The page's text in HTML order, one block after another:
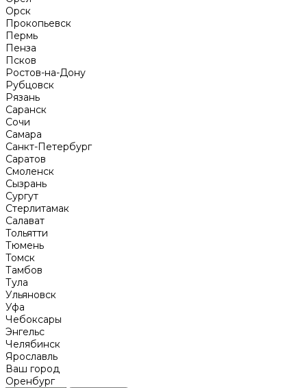
Орск
Прокопьевск
Пермь
Пенза
Псков
Ростов-на-Дону
Рубцовск
Рязань
Саранск
Сочи
Самара
Санкт-Петербург
Саратов
Смоленск
Сызрань
Сургут
Стерлитамак
Салават
Тольятти
Тюмень
Томск
Тамбов
Тула
Ульяновск
Уфа
Чебоксары
Энгельс
Челябинск
Ярославль
Ваш город
Оренбург